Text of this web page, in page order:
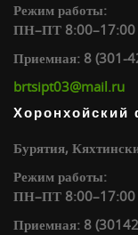
Режим работы:
ПН–ПТ 8:00–17:00
Приемная: 8 (301-
brtsipt03@mail.ru
Хоронхойский
Бурятия,
Режим работы:
ПН–ПТ 8:00–17:00
Приемная: 8